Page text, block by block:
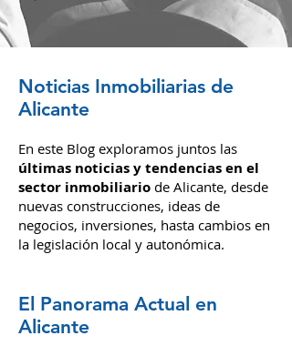
Noticias Inmobiliarias de
Alicante
En este Blog exploramos juntos las
últimas noticias y tendencias en el
sector inmobiliario de Alicante, desde
nuevas construcciones, ideas de
negocios, inversiones, hasta cambios en
la legislación local y autonómica.
El Panorama Actual en
Alicante